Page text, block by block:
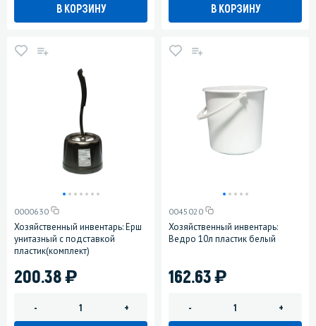
В КОРЗИНУ В КОРЗИНУ
0000630
Хозяйственный инвентарь: Ерш
унитазный с подставкой
пластик(комплект)
200.38)
- +
0045020
Хозяйственный инвентарь:
Ведро 10л пластик белый
162.63)
- +